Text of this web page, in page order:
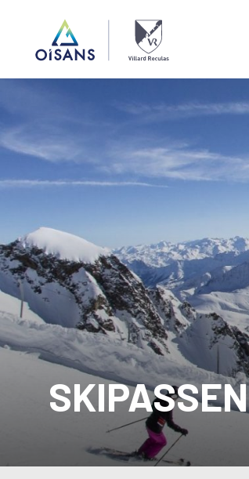
Villard
Reculas
SKIPASSEN